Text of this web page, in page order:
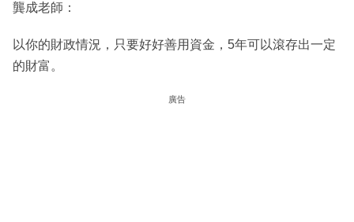
龔成老師：
以你的財政情況，只要好好善用資金，5年可以滾存出一定
的財富。
廣告